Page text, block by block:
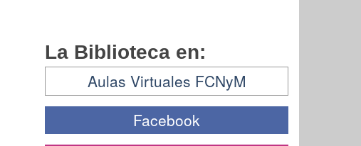
La Biblioteca en:
Aulas Virtuales FCNyM
Facebook